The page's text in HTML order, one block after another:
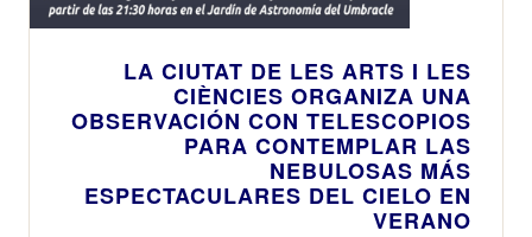
LA CIUTAT DE LES ARTS I LES
CIÈNCIES ORGANIZA UNA
OBSERVACIÓN CON TELESCOPIOS
PARA CONTEMPLAR LAS
NEBULOSAS MÁS
ESPECTACULARES DEL CIELO EN
VERANO